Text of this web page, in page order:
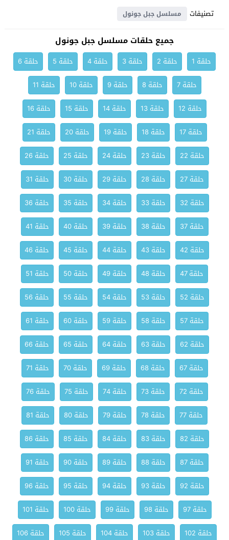
تصنيفات
مسلسل جبل جونول
جميع حلقات مسلسل جبل جونول
حلقة 1 حلقة 2 حلقة 3 حلقة 4 حلقة 5
حلقة 6
حلقة 7
حلقة 8 حلقة 9 حلقة 10
حلقة 11
حلقة 12
حلقة 13 حلقة 14 حلقة 15
حلقة 16
حلقة 17
حلقة 18 حلقة 19 حلقة 20
حلقة 21
حلقة 22
حلقة 23 حلقة 24 حلقة 25
حلقة 26
حلقة 27
حلقة 28 حلقة 29 حلقة 30
حلقة 31
حلقة 32
حلقة 33 حلقة 34 حلقة 35
حلقة 36
حلقة 37
حلقة 38 حلقة 39 حلقة 40
حلقة 41
حلقة 42
حلقة 43 حلقة 44 حلقة 45
حلقة 46
حلقة 47
حلقة 48 حلقة 49 حلقة 50
حلقة 51
حلقة 52
حلقة 53 حلقة 54 حلقة 55
حلقة 56
حلقة 57
حلقة 58 حلقة 59 حلقة 60
حلقة 61
حلقة 62
حلقة 63 حلقة 64 حلقة 65
حلقة 66
حلقة 67
حلقة 68 حلقة 69 حلقة 70
حلقة 71
حلقة 72
حلقة 73 حلقة 74 حلقة 75
حلقة 76
حلقة 77
حلقة 78 حلقة 79 حلقة 80
حلقة 81
حلقة 82
حلقة 83 حلقة 84 حلقة 85
حلقة 86
حلقة 87
حلقة 88 حلقة 89 حلقة 90
حلقة 91
حلقة 92
حلقة 93 حلقة 94 حلقة 95
حلقة 96
حلقة 97
حلقة 98 حلقة 99 حلقة 100
حلقة 101
حلقة 102
حلقة 103 حلقة 104 حلقة 105
حلقة 106